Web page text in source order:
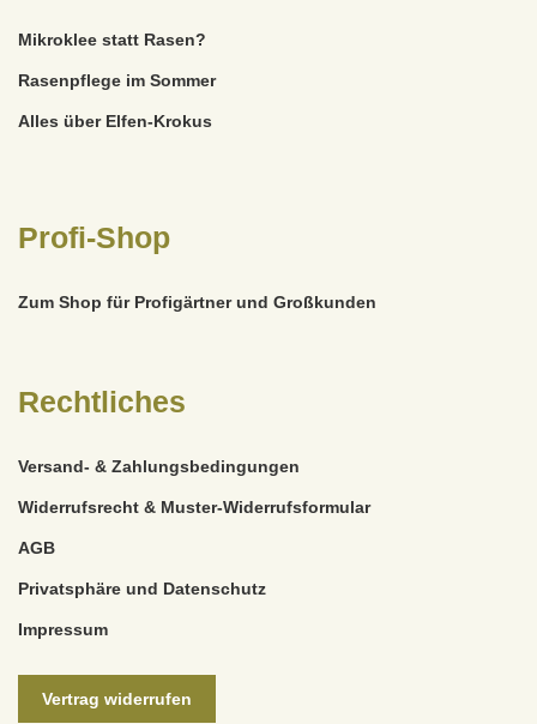
Mikroklee statt Rasen?
Rasenpflege im Sommer
Alles über Elfen-Krokus
Profi-Shop
Zum Shop für Profigärtner und Großkunden
Rechtliches
Versand- & Zahlungsbedingungen
Widerrufsrecht & Muster-Widerrufsformular
AGB
Privatsphäre und Datenschutz
Impressum
Vertrag widerrufen